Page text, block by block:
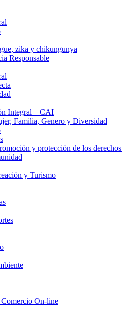
zika y chikungunya
Responsable
Integral – CAI
Familia, Genero y Diversidad
y protección de los
y Turismo
On-line